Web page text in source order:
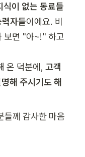
식이 없는 동료들
자들이에요. 비
보면 "아~!" 하고
온 덕분에, 고객
해 주시기도 해
들께 감사한 마음